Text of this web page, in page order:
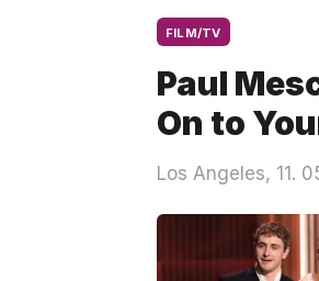
FILM/TV
Paul
On to
Los Angeles, 11.